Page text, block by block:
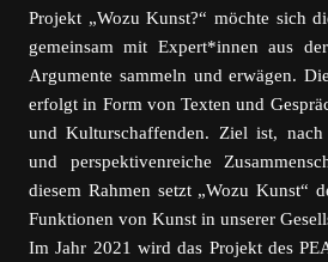
Projekt „Wozu Kunst?“ möchte sich
gemeinsam mit Expert*innen aus
Argumente sammeln und erwägen.
erfolgt in Form von Texten und
und Kulturschaffenden. Ziel ist,
und perspektivenreiche
diesem Rahmen setzt „Wozu Kunst“
Funktionen von Kunst in unserer
Im Jahr 2021 wird das Projekt des